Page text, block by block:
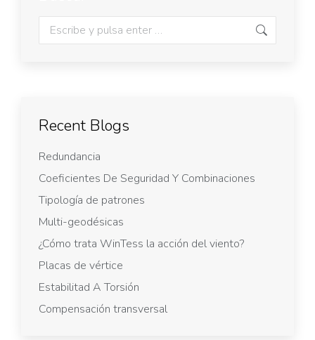
Recent Blogs
Redundancia
Coeficientes De Seguridad Y Combinaciones
Tipología de patrones
Multi-geodésicas
¿Cómo trata WinTess la acción del viento?
Placas de vértice
Estabilitad A Torsión
Compensación transversal